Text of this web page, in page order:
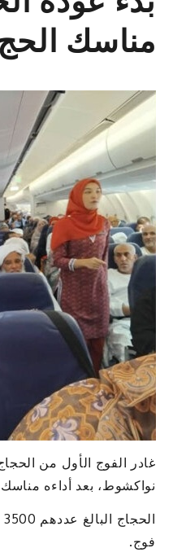
مناسك الحج
غادر الفوج الأول من
نواكشوط، بعد أداءه مناسك
فوج.